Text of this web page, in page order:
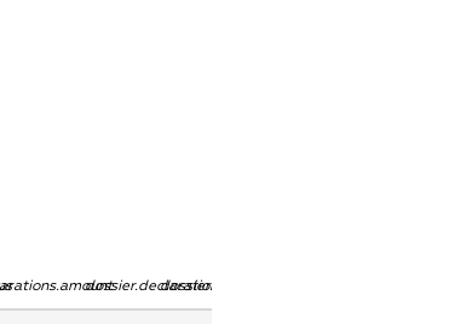
dossier.declarations.currency
dossier.declarations.source